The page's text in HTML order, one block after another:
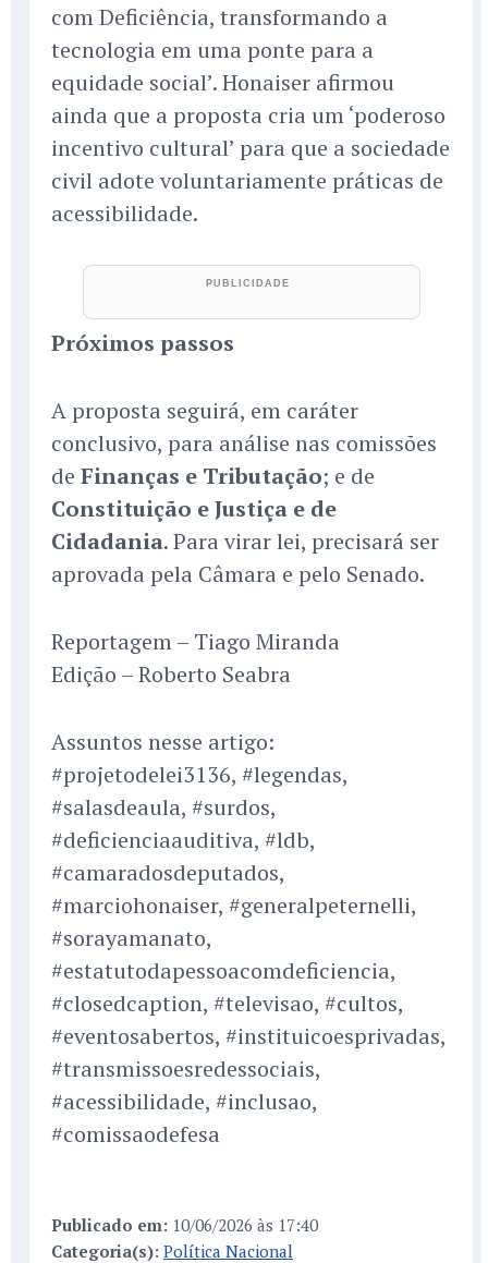
com Deficiência, transformando a
tecnologia em uma ponte para a
equidade social’. Honaiser afirmou
ainda que a proposta cria um ‘poderoso
incentivo cultural’ para que a sociedade
civil adote voluntariamente práticas de
acessibilidade.
Próximos passos
A proposta seguirá, em caráter
conclusivo, para análise nas comissões
de Finanças e Tributação; e de
Constituição e Justiça e de
Cidadania. Para virar lei, precisará ser
aprovada pela Câmara e pelo Senado.
Reportagem – Tiago Miranda
Edição – Roberto Seabra
Assuntos nesse artigo:
#projetodelei3136, #legendas,
#salasdeaula, #surdos,
#deficienciaauditiva, #ldb,
#camaradosdeputados,
#marciohonaiser, #generalpeternelli,
#sorayamanato,
#estatutodapessoacomdeficiencia,
#closedcaption, #televisao, #cultos,
#eventosabertos, #instituicoesprivadas,
#transmissoesredessociais,
#acessibilidade, #inclusao,
#comissaodefesa
Publicado em: 10/06/2026 às 17:40
Categoria(s): Política Nacional